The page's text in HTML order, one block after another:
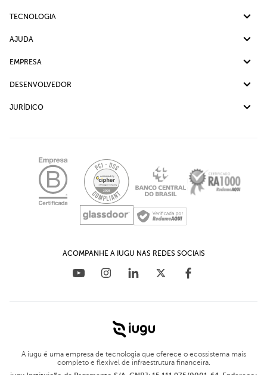
Pix
TECNOLOGIA
Split de Pagamento
Checkout Transparente
AJUDA
Ajuda
EMPRESA
Sobre nós
Relações com investidores
Materiais Ricos
DESENVOLVEDOR
Documentação API
Plug-in para OpenCart
Plug-in para WHMCS
JURÍDICO
LGPD - Comunicado
Educação Financeira para empresas
ACOMPANHE A IUGU NAS REDES SOCIAIS
A iugu é uma empresa de tecnologia que oferece o ecossistema mais
completo e flexível de infraestrutura financeira.